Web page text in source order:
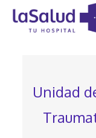
Unidad